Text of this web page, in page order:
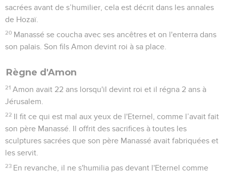
sacrées avant de s’humilier, cela est décrit dans les annales
de Hozaï.
20 Manassé se coucha avec ses ancêtres et on l'enterra dans
son palais. Son fils Amon devint roi à sa place.
Règne d'Amon
21 Amon avait 22 ans lorsqu'il devint roi et il régna 2 ans à
Jérusalem.
22 Il fit ce qui est mal aux yeux de l'Eternel, comme l’avait fait
son père Manassé. Il offrit des sacrifices à toutes les
sculptures sacrées que son père Manassé avait fabriquées et
les servit.
23 En revanche, il ne s'humilia pas devant l'Eternel comme